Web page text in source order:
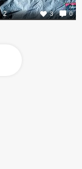
3 0
2